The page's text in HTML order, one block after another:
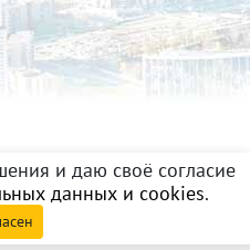
и даю своё согласие
данных и cookies.